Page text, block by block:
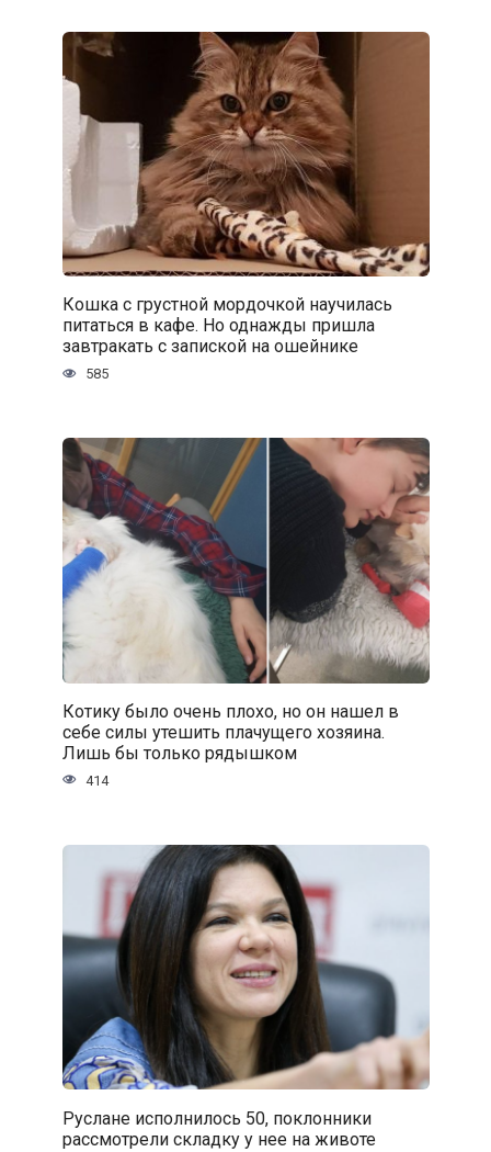
Кошка с грустной мордочкой научилась
питаться в кафе. Но однажды пришла
завтракать с запиской на ошейнике
585
Котику было очень плохо, но он нашел в
себе силы утешить плачущего хозяина.
Лишь бы только рядышком
414
Руслане исполнилось 50, поклонники
рассмотрели складку у нее на животе